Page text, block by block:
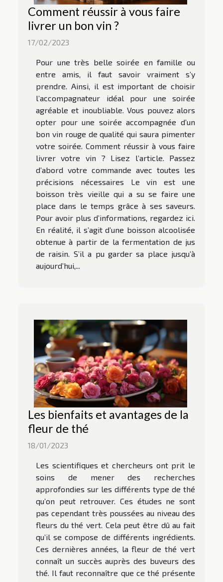
Comment réussir à vous faire
livrer un bon vin ?
17/02/2023
Pour une très belle soirée en famille ou
entre amis, il faut savoir vraiment s’y
prendre. Ainsi, il est important de choisir
l’accompagnateur idéal pour une soirée
agréable et inoubliable. Vous pouvez alors
opter pour une soirée accompagnée d’un
bon vin rouge de qualité qui saura pimenter
votre soirée. Comment réussir à vous faire
livrer votre vin ? Lisez l’article. Passez
d’abord votre commande avec toutes les
précisions nécessaires Le vin est une
boisson très vieille qui a su se faire une
place dans le temps grâce à ses saveurs.
Pour avoir plus d’informations, regardez ici.
En réalité, il s’agit d’une boisson alcoolisée
obtenue à partir de la fermentation de jus
de raisin. S’il a pu garder sa place jusqu’à
aujourd’hui,...
Les bienfaits et avantages de la
fleur de thé
18/01/2023
Les scientifiques et chercheurs ont prit le
soins de mener des recherches
approfondies sur les différents type de thé
qu’on peut retrouver. Ces études ne sont
pas cependant très poussées au niveau des
fleurs du thé vert. Cela peut être dû au fait
qu’il se compose de différents ingrédients.
Ces dernières années, la fleur de thé vert
connaît un succès auprès des buveurs des
thé. Il faut reconnaître que ce thé présente